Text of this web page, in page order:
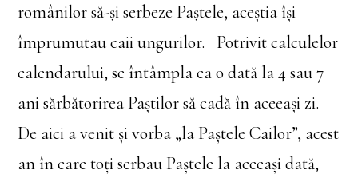
românilor să-şi serbeze Paştele, aceştia îşi
împrumutau caii ungurilor. Potrivit calculelor
calendarului, se întâmpla ca o dată la 4 sau 7
ani sărbătorirea Paştilor să cadă în aceeaşi zi.
De aici a venit şi vorba „la Paştele Cailor”, acest
an în care toți serbau Paştele la aceeaşi dată,